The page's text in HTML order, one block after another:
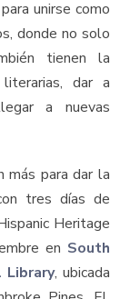
unirse como
donde no solo
tienen la
dar a
a nuevas
más para dar la
tres días de
Heritage
en South
Library, ubicada